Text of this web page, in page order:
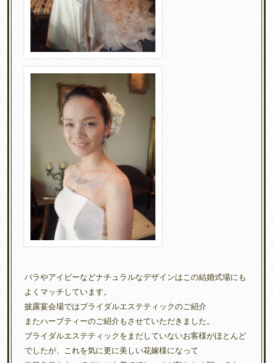
バラやアイビーなどナチュラルなデザインはこの結婚式場にも
よくマッチしています。
披露宴会場ではブライダルエステティックのご紹介
またハーブティーのご紹介もさせていただきました。
ブライダルエステティックをまだしていないお客様がほとんど
でしたが、これを気に更に美しい花嫁様になって